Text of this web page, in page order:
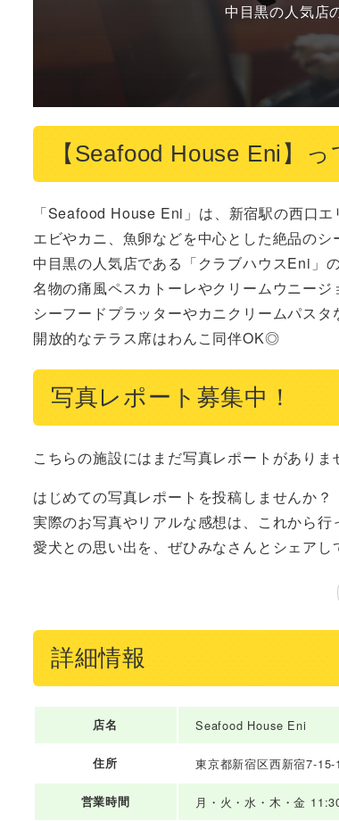
中目黒の人気店
【Seafood House Eni】
「Seafood House Eni」は、新宿駅の西口
エビやカニ、魚卵などを中心とした絶品のシ
中目黒の人気店である「クラブハウスEni」
名物の痛風ペスカトーレやクリームウニージ
シーフードプラッターやカニクリームパスタ
開放的なテラス席はわんこ同伴OK◎
写真レポート募集中！
こちらの施設にはまだ写真レポートがありま
はじめての写真レポートを投稿しませんか？
実際のお写真やリアルな感想は、これから行
愛犬との思い出を、ぜひみなさんとシェアし
詳細情報
店名 Seafood House Eni
住所 東京都新宿区西新宿7-
営業時間 月・火・水・木・金